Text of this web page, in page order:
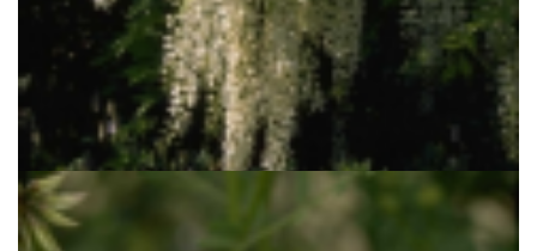
Blauweregen
Wisteria floribunda 'Shiro-noda'